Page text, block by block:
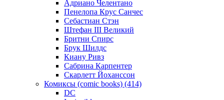
Адриано Челентано
Пенелопа Крус Санчес
Себастиан Стэн
Штефан III Великий
Бритни Спирс
Брук Шилдс
Киану Ривз
Сабрина Карпентер
Скарлетт Йоханссон
Комиксы (comic books) (414)
DC